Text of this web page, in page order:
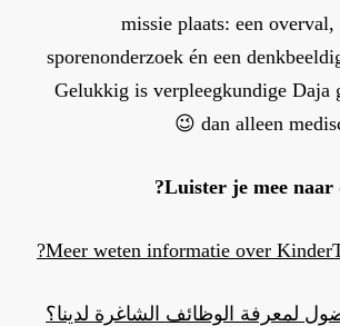
missie plaats: een overval,
sporenonderzoek én een
Gelukkig is verpleegkundige Daja
dan alleen
Luister je mee naar
Meer weten informatie over
لمعرفة الوظائف الشاغرة لدينا؟